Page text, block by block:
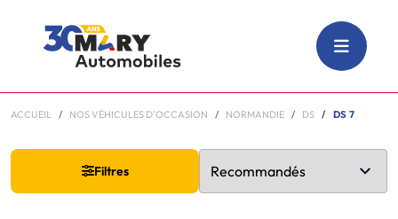
ACCUEIL NOS VÉHICULES D'OCCASION NORMANDIE DS DS 7
Filtres